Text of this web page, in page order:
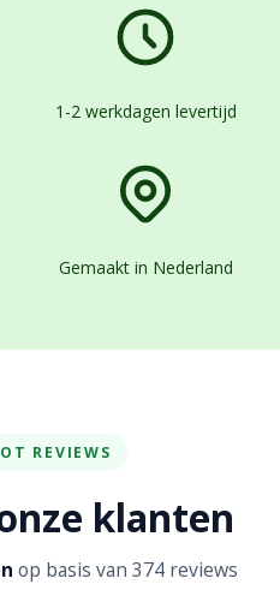
1-2 werkdagen levertijd
Gemaakt in Nederland
REVIEWS
klanten
op basis van 374 reviews